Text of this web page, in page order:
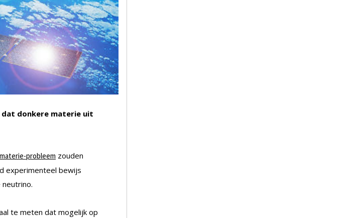
donkere materie uit
probleem zouden
experimenteel bewijs
te meten dat mogelijk op